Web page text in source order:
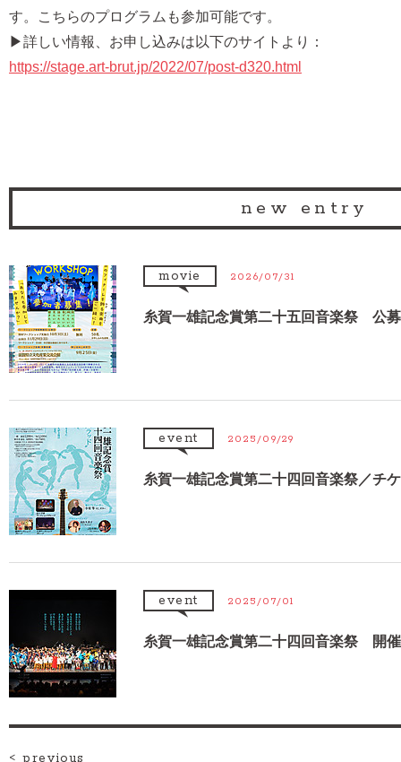
す。こちらのプログラムも参加可能です。
▶詳しい情報、お申し込みは以下のサイトより：
https://stage.art-brut.jp/2022/07/post-d320.html
new entry
movie 2026/07/31
糸賀一雄記念賞第二十五回音楽祭 公
event 2025/09/29
糸賀一雄記念賞第二十四回音楽祭／チ
event 2025/07/01
糸賀一雄記念賞第二十四回音楽祭 開
< previous